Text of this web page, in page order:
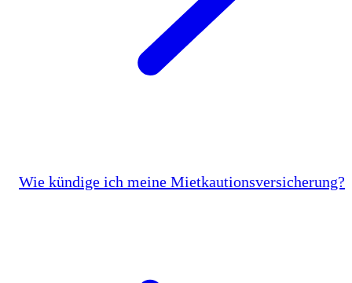
Wie kündige ich meine Mietkautionsversicherung?